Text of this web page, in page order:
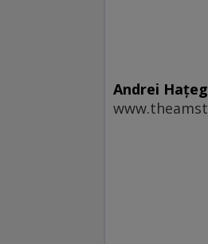
Andrei